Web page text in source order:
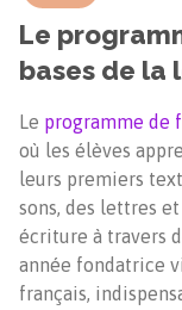
Le
bases de la
Le programme de
où les élèves
leurs premiers
sons, des lettres
écriture à travers
année fondatrice
français,